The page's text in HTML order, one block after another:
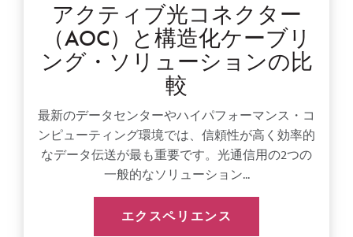
アクティブ光コネクター
（AOC）と構造化ケーブリ
ング・ソリューションの比
較
最新のデータセンターやハイパフォーマンス・コ
ンピューティング環境では、信頼性が高く効率的
なデータ伝送が最も重要です。光通信用の2つの
一般的なソリューション...
エクスペリエンス